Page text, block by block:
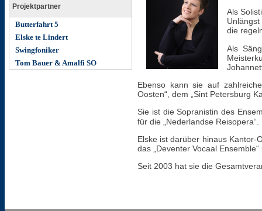
Projektpartner
Butterfahrt 5
Elske te Lindert
Swingfoniker
Tom Bauer & Amalfi SO
Als
die
Als
Ebenso kann sie auf
Oosten“, dem „Sint Petersburg
Sie ist die Sopranistin des
für die „Nederlandse
Elske ist darüber hinaus Kantor-
das „Deventer Vocaal
Seit 2003 hat sie die